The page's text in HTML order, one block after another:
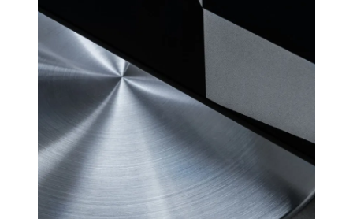
MET
4-kanavaiset D-luokan HiFi-
vahvistimet, joissa on yhteensä
250 wattia, mutta joissa on
suurempi äänenpaine kuin
perinteisissä 1000 watin
soundbareissa.
Monet asiakkaat ovat
ihmetelleet, miksi CANVAS
HiFi soi syvemmin ja
voimakkaammin kuin
perinteiset soundbarit, mikä
viittaa siihen, että niissä on